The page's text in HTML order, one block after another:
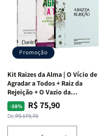
Promoção
Kit Raizes da Alma | O Vício de
Agradar a Todos + Raiz da
Rejeição + O Vazio da
Insatisfação.
-58%
Preço
normal
De:R$ 179,70
Preço
promocional
R$ 75,90